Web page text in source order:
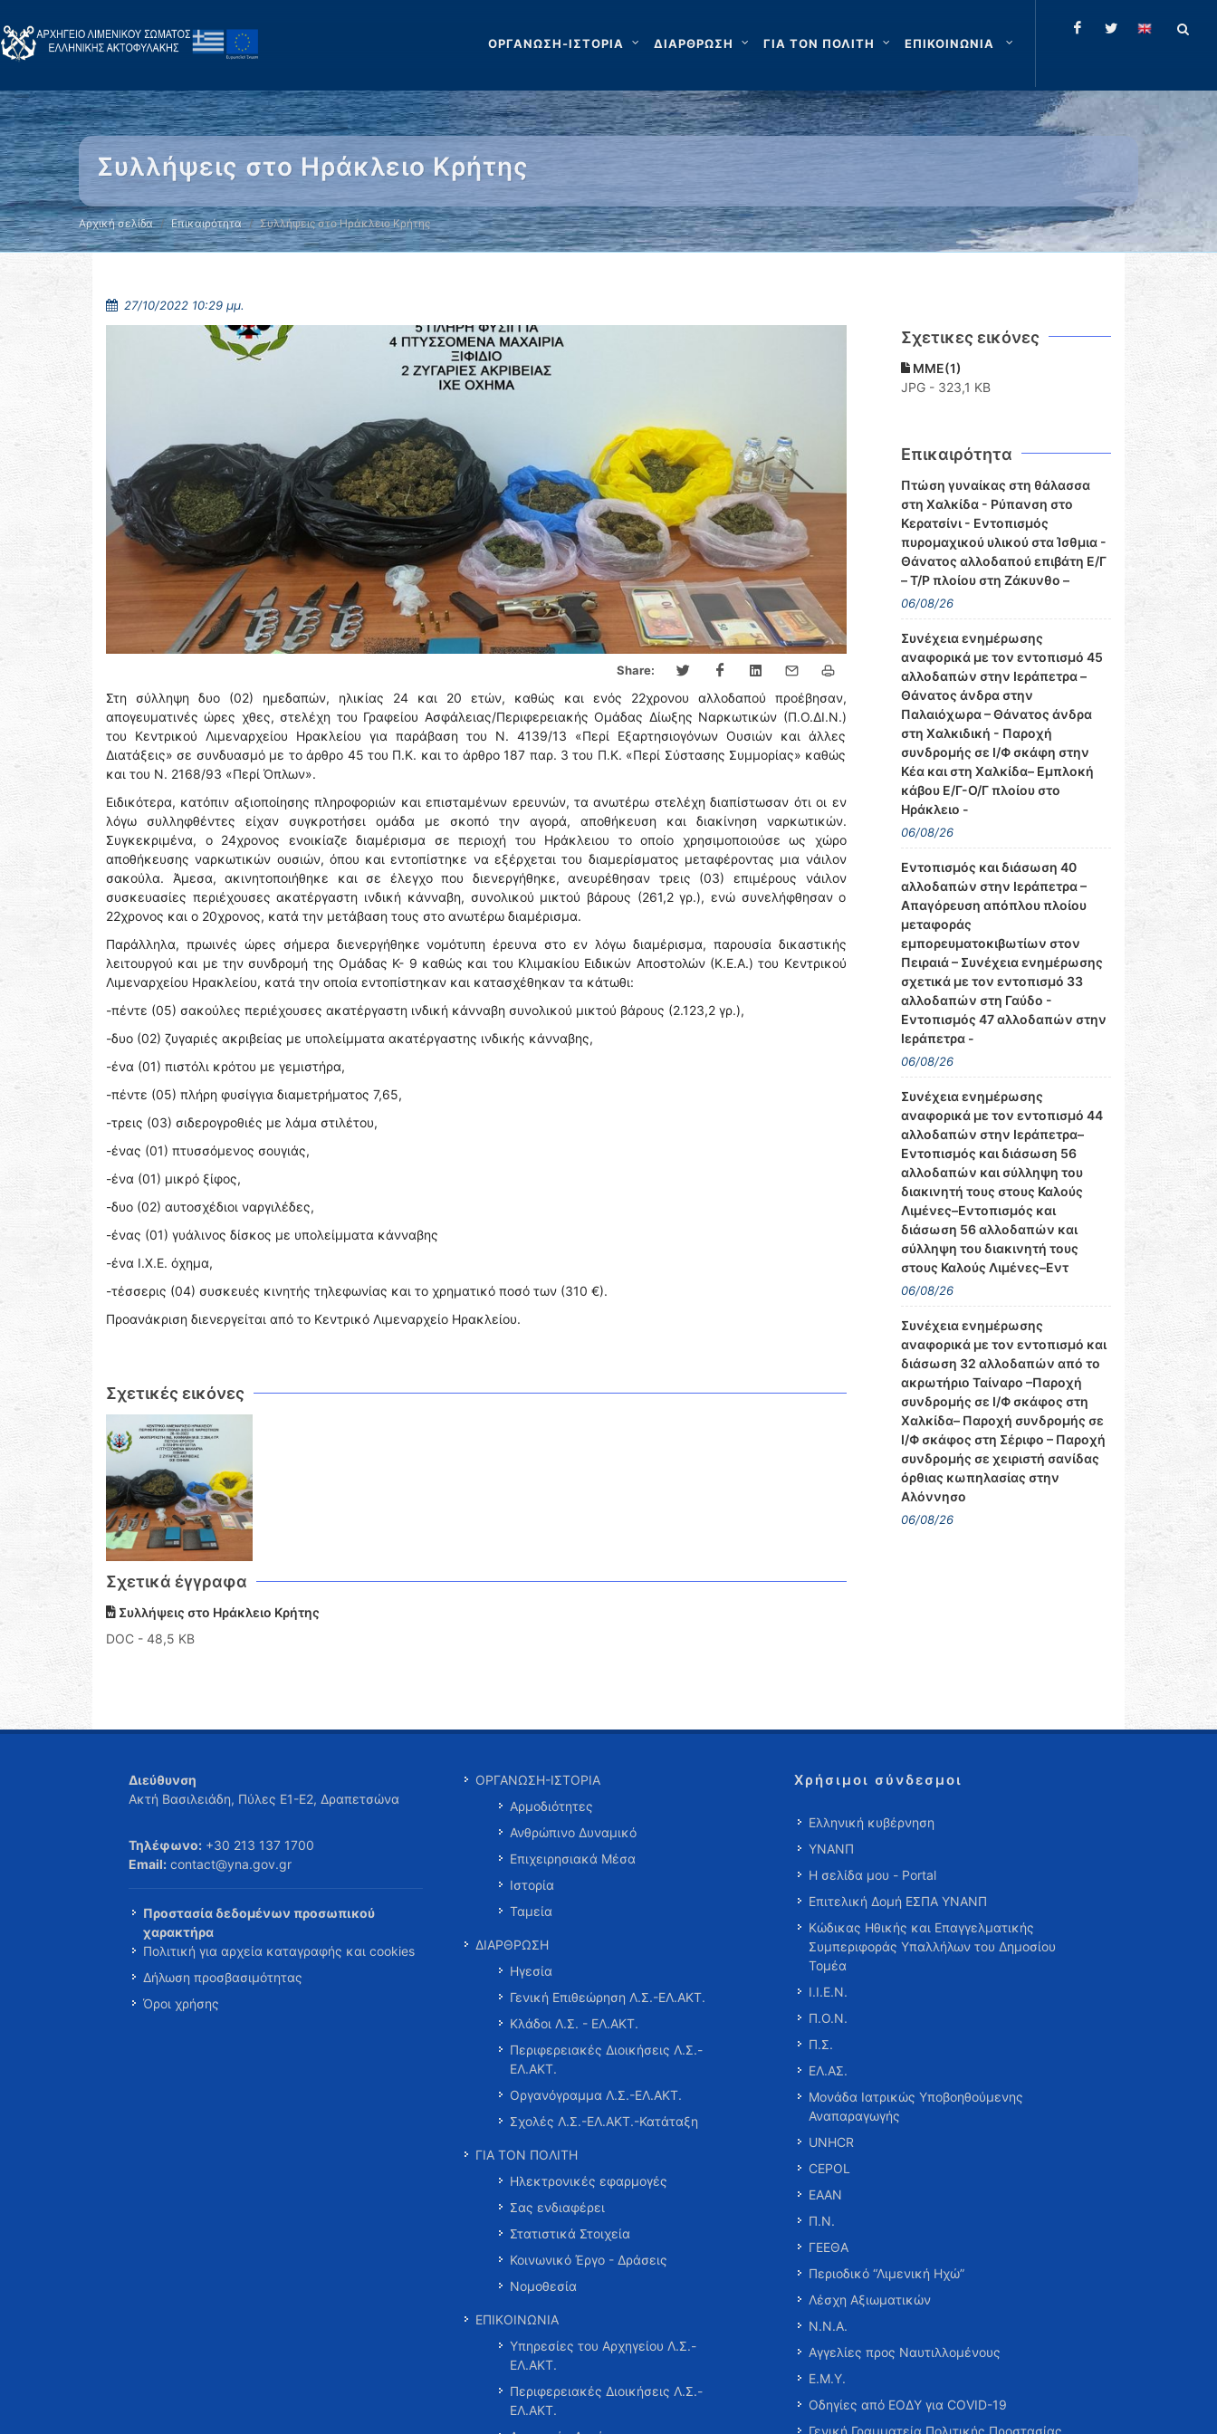
ΟΡΓΑΝΩΣΗ-ΙΣΤΟΡΙΑ ΔΙΑΡΘΡΩΣΗ ΓΙΑ ΤΟΝ ΠΟΛΙΤΗ ΕΠΙΚΟΙΝΩΝΙΑ
Συλλήψεις στο Ηράκλειο Κρήτης
Αρχική σελίδα Επικαιρότητα Συλλήψεις στο Ηράκλειο Κρήτης
27/10/2022 10:29 μμ.
Share:
Στη σύλληψη δυο (02) ημεδαπών, ηλικίας 24 και 20 ετών, καθώς και ενός 22χρονου αλλοδαπού προέβησαν,
απογευματινές ώρες χθες, στελέχη του Γραφείου Ασφάλειας/Περιφερειακής Ομάδας Δίωξης Ναρκωτικών (Π.Ο.ΔΙ.Ν.)
του Κεντρικού Λιμεναρχείου Ηρακλείου για παράβαση του Ν. 4139/13 «Περί Εξαρτησιογόνων Ουσιών και άλλες
Διατάξεις» σε συνδυασμό με το άρθρο 45 του Π.Κ. και το άρθρο 187 παρ. 3 του Π.Κ. «Περί Σύστασης Συμμορίας» καθώς
και του Ν. 2168/93 «Περί Όπλων».
Ειδικότερα, κατόπιν αξιοποίησης πληροφοριών και επισταμένων ερευνών, τα ανωτέρω στελέχη διαπίστωσαν ότι οι εν
λόγω συλληφθέντες είχαν συγκροτήσει ομάδα με σκοπό την αγορά, αποθήκευση και διακίνηση ναρκωτικών.
Συγκεκριμένα, ο 24χρονος ενοικίαζε διαμέρισμα σε περιοχή του Ηράκλειου το οποίο χρησιμοποιούσε ως χώρο
αποθήκευσης ναρκωτικών ουσιών, όπου και εντοπίστηκε να εξέρχεται του διαμερίσματος μεταφέροντας μια νάιλον
σακούλα. Άμεσα, ακινητοποιήθηκε και σε έλεγχο που διενεργήθηκε, ανευρέθησαν τρεις (03) επιμέρους νάιλον
συσκευασίες περιέχουσες ακατέργαστη ινδική κάνναβη, συνολικού μικτού βάρους (261,2 γρ.), ενώ συνελήφθησαν ο
22χρονος και ο 20χρονος, κατά την μετάβαση τους στο ανωτέρω διαμέρισμα.
Παράλληλα, πρωινές ώρες σήμερα διενεργήθηκε νομότυπη έρευνα στο εν λόγω διαμέρισμα, παρουσία δικαστικής
λειτουργού και με την συνδρομή της Ομάδας Κ- 9 καθώς και του Κλιμακίου Ειδικών Αποστολών (Κ.Ε.Α.) του Κεντρικού
Λιμεναρχείου Ηρακλείου, κατά την οποία εντοπίστηκαν και κατασχέθηκαν τα κάτωθι:
-πέντε (05) σακούλες περιέχουσες ακατέργαστη ινδική κάνναβη συνολικού μικτού βάρους (2.123,2 γρ.),
-δυο (02) ζυγαριές ακριβείας με υπολείμματα ακατέργαστης ινδικής κάνναβης,
-ένα (01) πιστόλι κρότου με γεμιστήρα,
-πέντε (05) πλήρη φυσίγγια διαμετρήματος 7,65,
-τρεις (03) σιδερογροθιές με λάμα στιλέτου,
-ένας (01) πτυσσόμενος σουγιάς,
-ένα (01) μικρό ξίφος,
-δυο (02) αυτοσχέδιοι ναργιλέδες,
-ένας (01) γυάλινος δίσκος με υπολείμματα κάνναβης
-ένα Ι.Χ.Ε. όχημα,
-τέσσερις (04) συσκευές κινητής τηλεφωνίας και το χρηματικό ποσό των (310 €).
Προανάκριση διενεργείται από το Κεντρικό Λιμεναρχείο Ηρακλείου.
Σχετικές εικόνες
Σχετικά έγγραφα
Συλλήψεις στο Ηράκλειο Κρήτης
DOC - 48,5 KB
Σχετικες εικόνες
ΜΜΕ(1)
JPG - 323,1 KB
Επικαιρότητα
Πτώση γυναίκας στη θάλασσα
στη Χαλκίδα - Ρύπανση στο
Κερατσίνι - Εντοπισμός
πυρομαχικού υλικού στα Ίσθμια -
Θάνατος αλλοδαπού επιβάτη Ε/Γ
– Τ/Ρ πλοίου στη Ζάκυνθο –
06/08/26
Συνέχεια ενημέρωσης
αναφορικά με τον εντοπισμό 45
αλλοδαπών στην Ιεράπετρα –
Θάνατος άνδρα στην
Παλαιόχωρα – Θάνατος άνδρα
στη Χαλκιδική - Παροχή
συνδρομής σε Ι/Φ σκάφη στην
Κέα και στη Χαλκίδα– Εμπλοκή
κάβου Ε/Γ-Ο/Γ πλοίου στο
Ηράκλειο -
06/08/26
Εντοπισμός και διάσωση 40
αλλοδαπών στην Ιεράπετρα –
Απαγόρευση απόπλου πλοίου
μεταφοράς
εμπορευματοκιβωτίων στον
Πειραιά – Συνέχεια ενημέρωσης
σχετικά με τον εντοπισμό 33
αλλοδαπών στη Γαύδο -
Εντοπισμός 47 αλλοδαπών στην
Ιεράπετρα -
06/08/26
Συνέχεια ενημέρωσης
αναφορικά με τον εντοπισμό 44
αλλοδαπών στην Ιεράπετρα–
Εντοπισμός και διάσωση 56
αλλοδαπών και σύλληψη του
διακινητή τους στους Καλούς
Λιμένες–Εντοπισμός και
διάσωση 56 αλλοδαπών και
σύλληψη του διακινητή τους
στους Καλούς Λιμένες–Εντ
06/08/26
Συνέχεια ενημέρωσης
αναφορικά με τον εντοπισμό και
διάσωση 32 αλλοδαπών από το
ακρωτήριο Ταίναρο –Παροχή
συνδρομής σε Ι/Φ σκάφος στη
Χαλκίδα– Παροχή συνδρομής σε
Ι/Φ σκάφος στη Σέριφο – Παροχή
συνδρομής σε χειριστή σανίδας
όρθιας κωπηλασίας στην
Αλόννησο
06/08/26
Διεύθυνση
Ακτή Βασιλειάδη, Πύλες Ε1-Ε2, Δραπετσώνα
Τηλέφωνο: +30 213 137 1700
Email: contact@yna.gov.gr
Προστασία δεδομένων προσωπικού
χαρακτήρα
Πολιτική για αρχεία καταγραφής και cookies
Δήλωση προσβασιμότητας
Όροι χρήσης
ΟΡΓΑΝΩΣΗ-ΙΣΤΟΡΙΑ
Αρμοδιότητες
Ανθρώπινο Δυναμικό
Επιχειρησιακά Μέσα
Ιστορία
Ταμεία
ΔΙΑΡΘΡΩΣΗ
Ηγεσία
Γενική Επιθεώρηση Λ.Σ.-ΕΛ.ΑΚΤ.
Κλάδοι Λ.Σ. - ΕΛ.ΑΚΤ.
Περιφερειακές Διοικήσεις Λ.Σ.-
ΕΛ.ΑΚΤ.
Οργανόγραμμα Λ.Σ.-ΕΛ.ΑΚΤ.
Σχολές Λ.Σ.-ΕΛ.ΑΚΤ.-Κατάταξη
ΓΙΑ ΤΟΝ ΠΟΛΙΤΗ
Ηλεκτρονικές εφαρμογές
Σας ενδιαφέρει
Στατιστικά Στοιχεία
Κοινωνικό Έργο - Δράσεις
Νομοθεσία
ΕΠΙΚΟΙΝΩΝΙΑ
Υπηρεσίες του Αρχηγείου Λ.Σ.-
ΕΛ.ΑΚΤ.
Περιφερειακές Διοικήσεις Λ.Σ.-
ΕΛ.ΑΚΤ.
Χρήσιμοι σύνδεσμοι
Ελληνική κυβέρνηση
ΥΝΑΝΠ
Η σελίδα μου - Portal
Επιτελική Δομή ΕΣΠΑ ΥΝΑΝΠ
Κώδικας Ηθικής και Επαγγελματικής
Συμπεριφοράς Υπαλλήλων του Δημοσίου
Τομέα
Ι.Ι.Ε.Ν.
Π.Ο.Ν.
Π.Σ.
ΕΛ.ΑΣ.
Μονάδα Ιατρικώς Υποβοηθούμενης
Αναπαραγωγής
UNHCR
CEPOL
ΕΑΑΝ
Π.Ν.
ΓΕΕΘΑ
Περιοδικό “Λιμενική Ηχώ”
Λέσχη Αξιωματικών
Ν.Ν.Α.
Αγγελίες προς Ναυτιλλομένους
Ε.Μ.Υ.
Οδηγίες από ΕΟΔΥ για COVID-19